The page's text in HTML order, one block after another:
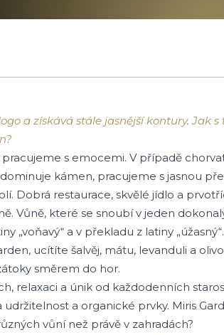
a získává stále jasnější kontury. Jak
s emocemi. V případě
kámen, pracujeme s jasnou
Dobrá restaurace, skvělé jídlo a
Vůně, které se snoubí v jeden
„voňavý“ a v překladu z latiny
ucítíte šalvěj, mátu, levanduli a
směrem do hor.
relaxaci a únik od každodenních
a organické prvky. Miris
vůní než právě v zahradách?